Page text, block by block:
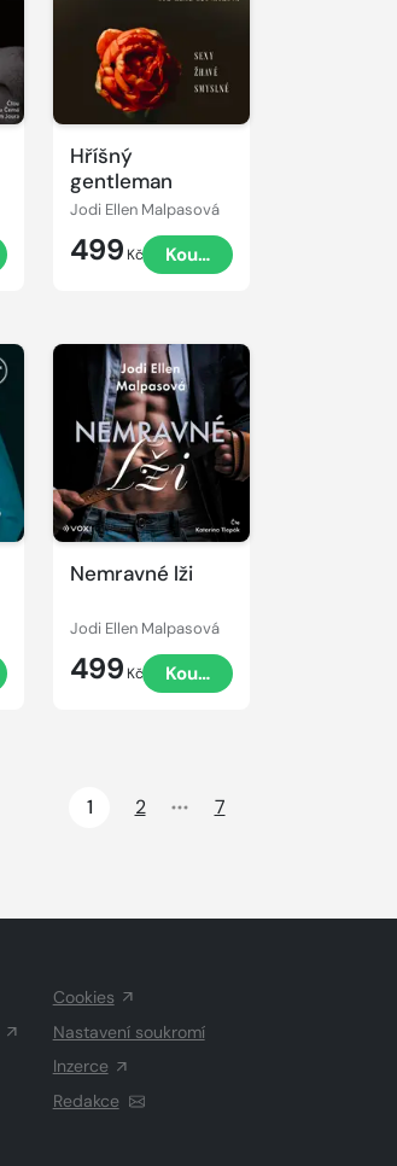
Hříšný
gentleman
Jodi Ellen Malpasová
499 Kč Koupit
Nemravné lži
Jodi Ellen Malpasová
499 Kč Koupit
1 2 7
Cookies
Nastavení soukromí
Inzerce
Redakce